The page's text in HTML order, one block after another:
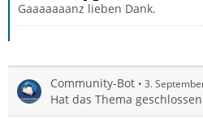
Gaaaaaaanz lieben Dank.
Community-Bot 3.
Hat das Thema